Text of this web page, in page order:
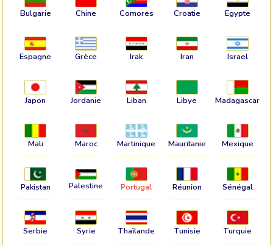
Bulgarie Chine Comores Croatie Egypte
Espagne Grèce Irak Iran Israel
Japon Jordanie Liban Libye Madagascar
Mali Maroc Martinique Mauritanie Mexique
Pakistan Palestine Portugal Réunion Sénégal
Serbie Syrie Thaïlande Tunisie Turquie